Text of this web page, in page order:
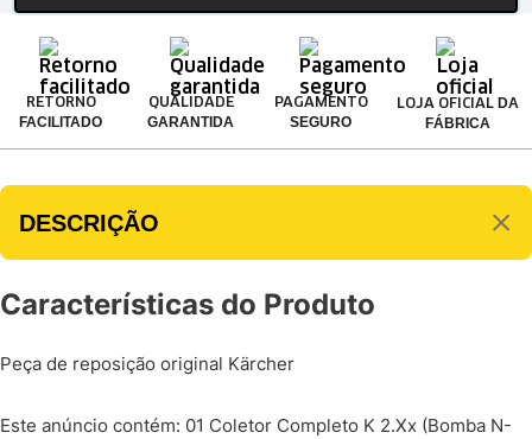
RETORNO
FACILITADO
QUALIDADE
GARANTIDA
PAGAMENTO
SEGURO
LOJA OFICIAL DA
FÁBRICA
DESCRIÇÃO
Características do Produto
Peça de reposição original Kärcher
Este anúncio contém: 01 Coletor Completo K 2.Xx (Bomba N-